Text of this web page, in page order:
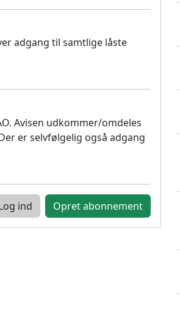
adgang til samtlige låste
Avisen udkommer/omdeles
er selvfølgelig også adgang
ind